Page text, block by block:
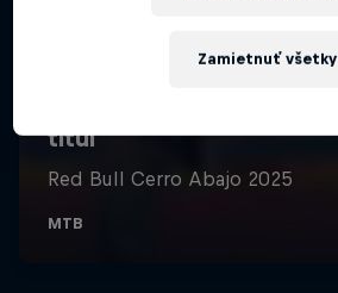
Zamietnuť všetky